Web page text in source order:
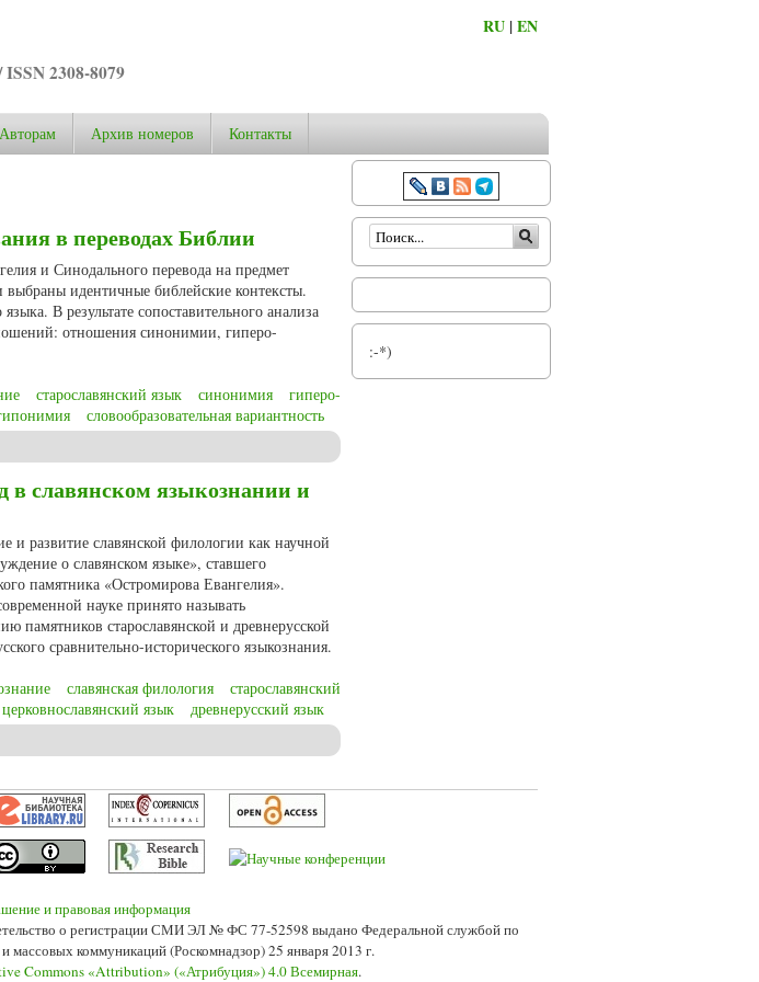
2308-8079
RU |EN
Авторам Архив номеров Контакты
в переводах Библии
и Синодального перевода на предмет
идентичные библейские контексты.
В результате сопоставительного анализа
отношения синонимии, гиперо-
старославянский язык синонимия
гиперо-
словообразовательная вариантность
славянском языкознании и
и развитие славянской филологии как научной
о славянском языке», ставшего
памятника «Остромирова Евангелия».
науке принято называть
памятников старославянской и древнерусской
сравнительно-исторического языкознания.
славянская филология
старославянский
церковнославянский язык древнерусский язык
Форма поиска
:-*)
и правовая информация
о регистрации СМИ ЭЛ № ФС 77-52598 выдано Федеральной службой по
массовых коммуникаций (Роскомнадзор) 25 января 2013 г.
Commons «Attribution» («Атрибуция») 4.0 Всемирная.